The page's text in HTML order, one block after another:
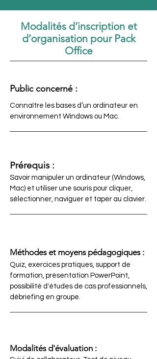
Modalités d’inscription et
d’organisation pour Pack
Office
Public concerné :
Connaître les bases d’un ordinateur en
environnement Windows ou Mac.
Prérequis :
Savoir manipuler un ordinateur (Windows,
Mac) et utiliser une souris pour cliquer,
sélectionner, naviguer et taper au clavier.
Méthodes et moyens pédagogiques :
Quiz, exercices pratiques, support de
formation, présentation PowerPoint,
possibilité d'études de cas professionnels,
débriefing en groupe.
Modalités d'évaluation :